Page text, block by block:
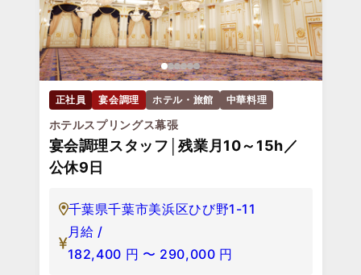
正社員 宴会調理 ホテル・旅館 中華料理
ホテルスプリングス幕張
宴会調理スタッフ│残業月10～15h／
公休9日
千葉県千葉市美浜区ひび野1-11
月給 /
182,400 円 〜 290,000 円